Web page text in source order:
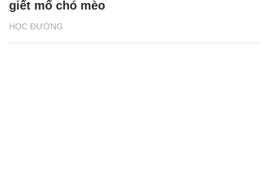
HỌC ĐƯỜNG
giết mổ chó mèo